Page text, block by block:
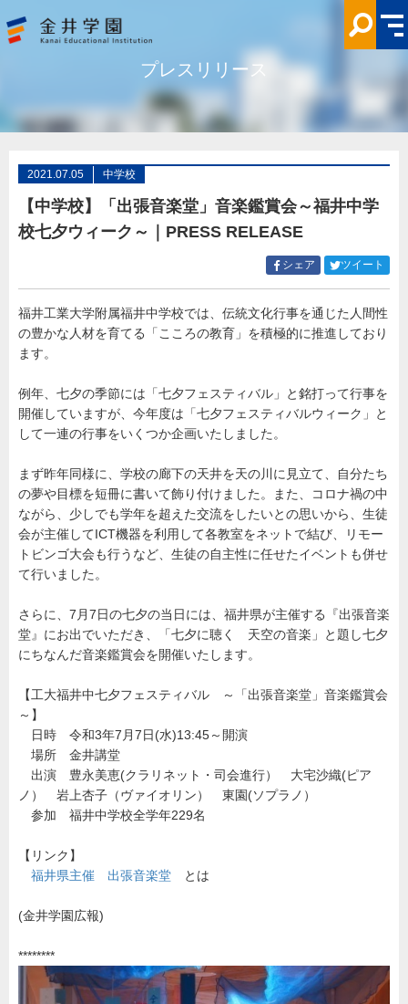
学
校】
「出
鑑
PRESS
RELEASE
プレスリリース
2021.07.05 中学校
【中学校】「出張音楽堂」音楽鑑賞会～福井中学
校七夕ウィーク～｜PRESS RELEASE
シェア Facebook
ェ
ア
ツイート
ェ
ア
福井工業大学附属福井中学校では、伝統文化行事を通じた人間性
の豊かな人材を育てる「こころの教育」を積極的に推進しており
ます。
例年、七夕の季節には「七夕フェスティバル」と銘打って行事を
開催していますが、今年度は「七夕フェスティバルウィーク」と
して一連の行事をいくつか企画いたしました。
まず昨年同様に、学校の廊下の天井を天の川に見立て、自分たち
の夢や目標を短冊に書いて飾り付けました。また、コロナ禍の中
ながら、少しでも学年を超えた交流をしたいとの思いから、生徒
会が主催してICT機器を利用して各教室をネットで結び、リモー
トビンゴ大会も行うなど、生徒の自主性に任せたイベントも併せ
て行いました。
さらに、7月7日の七夕の当日には、福井県が主催する『出張音楽
堂』にお出でいただき、「七夕に聴く 天空の音楽」と題し七夕
にちなんだ音楽鑑賞会を開催いたします。
【工大福井中七夕フェスティバル ～「出張音楽堂」音楽鑑賞会
～】
日時 令和3年7月7日(水)13:45～開演
場所 金井講堂
出演 豊永美恵(クラリネット・司会進行） 大宅沙織(ピア
ノ） 岩上杏子（ヴァイオリン） 東園(ソプラノ）
参加 福井中学校全学年229名
【リンク】
福井県主催 出張音楽堂 とは
(金井学園広報)
********